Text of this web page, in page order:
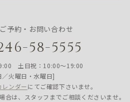
予約・お問い合わせ
58-5555
土日祝：10:00〜19:00
／火曜日・水曜日]
レンダーにてご確認下さいませ。
は、スタッフまでご相談くださいませ。